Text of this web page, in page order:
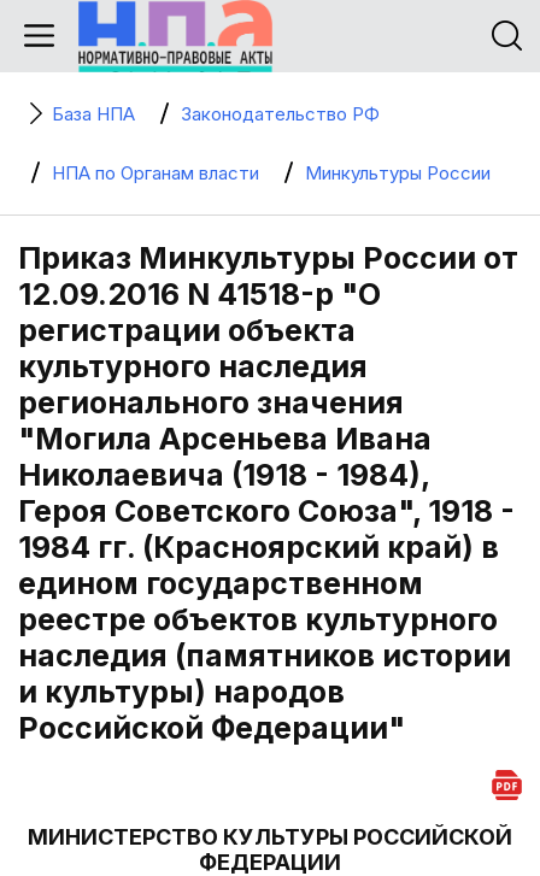
База НПА Законодательство РФ
НПА по Органам власти Минкультуры России
Приказ Минкультуры России от
12.09.2016 N 41518-р "О
регистрации объекта
культурного наследия
регионального значения
"Могила Арсеньева Ивана
Николаевича (1918 - 1984),
Героя Советского Союза", 1918 -
1984 гг. (Красноярский край) в
едином государственном
реестре объектов культурного
наследия (памятников истории
и культуры) народов
Российской Федерации"
МИНИСТЕРСТВО КУЛЬТУРЫ РОССИЙСКОЙ
ФЕДЕРАЦИИ